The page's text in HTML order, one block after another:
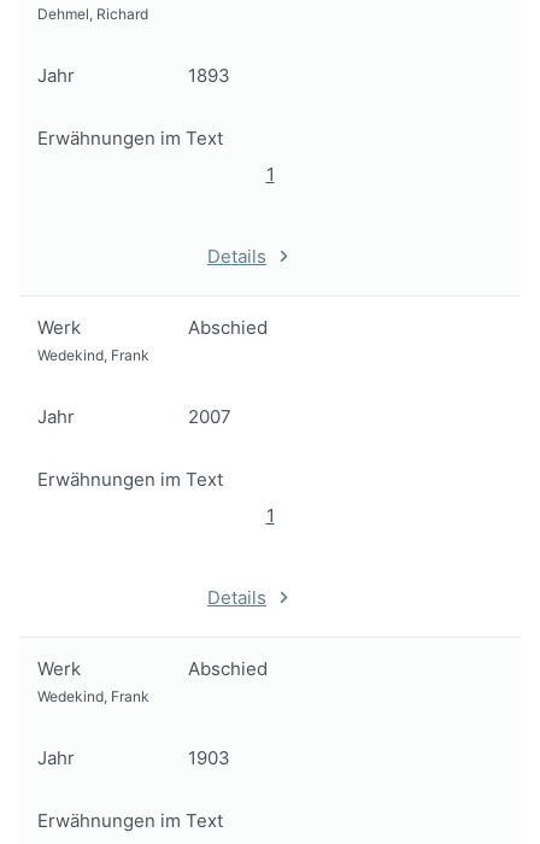
Dehmel, Richard
Jahr 1893
Erwähnungen im Text
1
Details
Werk Abschied
Wedekind, Frank
Jahr 2007
Erwähnungen im Text
1
Details
Werk Abschied
Wedekind, Frank
Jahr 1903
Erwähnungen im Text